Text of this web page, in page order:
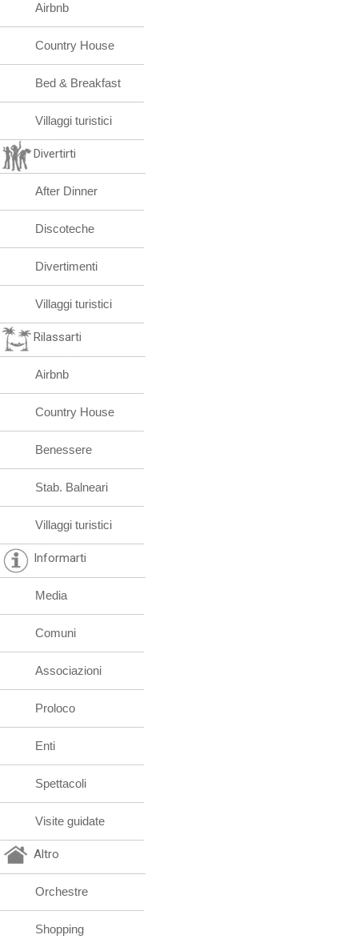
Airbnb
Country House
Bed & Breakfast
Villaggi turistici
Divertirti
After Dinner
Discoteche
Divertimenti
Villaggi turistici
Rilassarti
Airbnb
Country House
Benessere
Stab. Balneari
Villaggi turistici
Informarti
Media
Comuni
Associazioni
Proloco
Enti
Spettacoli
Visite guidate
Altro
Orchestre
Shopping